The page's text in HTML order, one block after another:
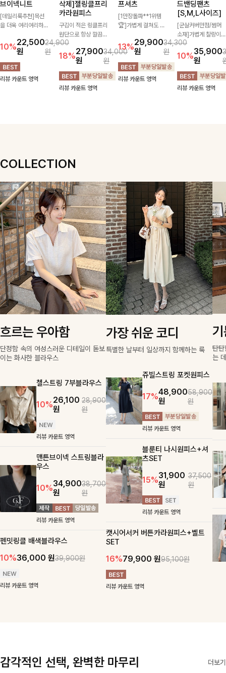
브이넥니트
[데일리룩추천]목선
을 더욱 여리여리하게
자인으로 깔끔한 무드
를 완성해주는 니트
🤍 부드러운 착용감
과 베이직한 실루엣으
로 단독은 물론 다양
10%22,500
원
24,900
원
리뷰 카운트 영역
삭제]젤링클프리
카라원피스
구김이 적은 링클프리
원단으로 항상 깔끔하
게 착용 가능하며 일
자로 떨어지는 넉넉한
핏으로 군살을 완벽히
커버해주는 원피스에
요🖤
18%27,900
원
34,000
원
리뷰 카운트 영역
프셔츠
[1만장돌파**1위템
🏆]가볍게 걸쳐도 살
감, 여름에 딱 맞는 코
튼 셔츠❤️ 여유 있는
핏과 스트라이프 패
턴, 자연스러운 실루
엣으로 데일리 코디에
13%29,900
원
34,300
원
리뷰 카운트 영역
드밴딩팬츠
[S,M,L사이즈]
[군살커버만점/썸머
소재]가볍게 찰랑이는
원단과 여유로운 와이
드 핏으로 하루 종일
편안하게 착용하실 수
있는 팬츠입니다 🖤
✨ 허리 전체 밴딩과
스트링 디테일로 안정
10%35,900
원
리뷰 카운트 영역
COLLECTION
흐르는 우아함
단정함 속의 여성스러운 디테일이 돋보
이는 화사한 블라우스
첼스트링 7부블라우스
10%26,100
원
28,900
원
리뷰 카운트 영역
맨튼브이넥 스트링블라
우스
10%34,900
원
38,700
원
리뷰 카운트 영역
펜밋링클 배색블라우스
10%36,000 원39,900원
리뷰 카운트 영역
가장 쉬운 코디
특별한 날부터 일상까지 함께하는 룩
쥬빌스트링 포켓원피스
17%48,900
원
58,900
원
리뷰 카운트 영역
블룬티 나시원피스+셔
츠SET
15%31,900
원
37,500
원
리뷰 카운트 영역
캣시어서커 버튼카라원피스+벨트
SET
16%79,900 원95,100원
리뷰 카운트 영역
탄
는
감각적인 선택, 완벽한 마무리 더보기